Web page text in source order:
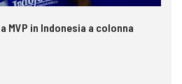
MVP in Indonesia a colonna